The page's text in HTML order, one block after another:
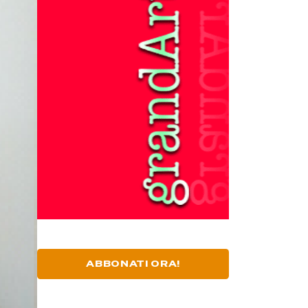
ABBONATI ORA!